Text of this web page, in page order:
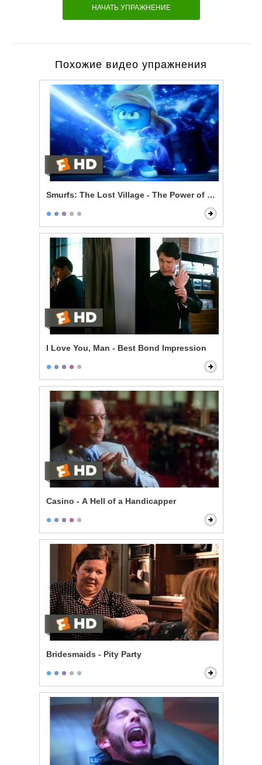
НАЧАТЬ УПРАЖНЕНИЕ
Похожие видео упражнения
Smurfs: The Lost Village - The Power of Smurfette
I Love You, Man - Best Bond Impression
Casino - A Hell of a Handicapper
Bridesmaids - Pity Party